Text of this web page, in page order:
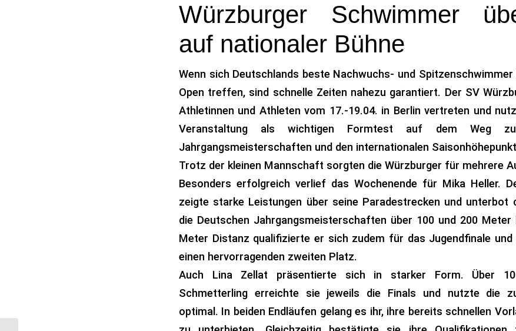
Würzburger Schwimmer
auf nationaler Bühne
Wenn sich Deutschlands beste Nachwuchs- und Spitzenschwimmer
Open treffen, sind schnelle Zeiten nahezu garantiert. Der SV
Athletinnen und Athleten vom 17.-19.04. in Berlin vertreten und
Veranstaltung als wichtigen Formtest auf dem Weg
Jahrgangsmeisterschaften und den internationalen
Trotz der kleinen Mannschaft sorgten die Würzburger für mehrere
Besonders erfolgreich verlief das Wochenende für Mika Heller.
zeigte starke Leistungen über seine Paradestrecken und unterbot
die Deutschen Jahrgangsmeisterschaften über 100 und 200 Meter
Meter Distanz qualifizierte er sich zudem für das Jugendfinale
einen hervorragenden zweiten Platz.
Auch Lina Zellat präsentierte sich in starker Form. Über
Schmetterling erreichte sie jeweils die Finals und nutzte die
optimal. In beiden Endläufen gelang es ihr, ihre bereits schnellen